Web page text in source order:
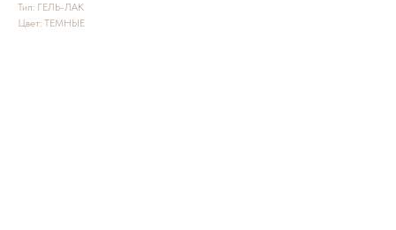
Тип: ГЕЛЬ-ЛАК
Цвет: ТЕМНЫЕ